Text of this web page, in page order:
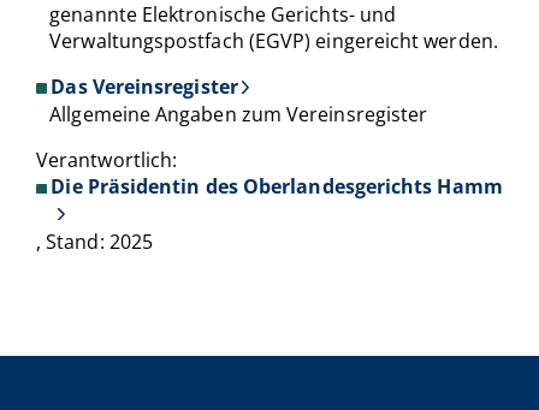
genannte Elektronische Gerichts- und
Verwaltungspostfach (EGVP) eingereicht werden.
Das Vereinsregister
Allgemeine Angaben zum Vereinsregister
Verantwortlich:
Die Präsidentin des Oberlandesgerichts Hamm
, Stand: 2025